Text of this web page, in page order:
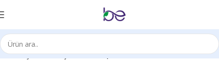
Ana Sayfa Ambalaj Ürünleri Kaplar/Tabaklar